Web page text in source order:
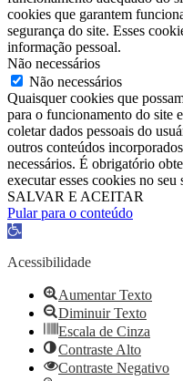
cookies que garantem
segurança do site. Esses
informação pessoal.
Não necessários
Não necessários
Quaisquer cookies que
para o funcionamento do site
coletar dados pessoais do
outros conteúdos
necessários. É obrigatório
executar esses cookies no seu
SALVAR E ACEITAR
Pular para o conteúdo
Barra
Ferramentas
Acessibilidade
Aumentar Texto
Diminuir Texto
Escala de Cinza
Contraste Alto
Contraste Negativo